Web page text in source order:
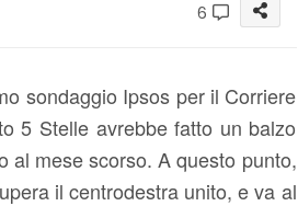
6
sondaggio Ipsos per il Corriere
5 Stelle avrebbe fatto un balzo
al mese scorso. A questo punto,
il centrodestra unito, e va al